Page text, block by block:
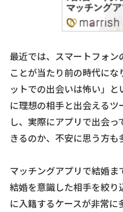
最近では、スマートフォン
ことが当たり前の時代に
ットでの出会いは怖い」
に理想の相手と出会える
し、実際にアプリで出会
きるのか、不安に思う方も
マッチングアプリで結婚
結婚を意識した相手を絞
に入籍するケースが非常に